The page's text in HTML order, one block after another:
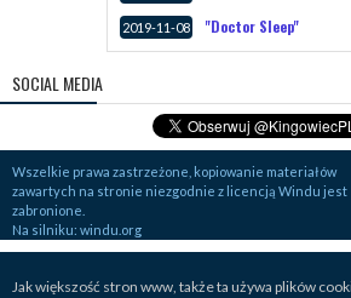
2019-11-08 "Doctor Sleep"
SOCIAL MEDIA
Wszelkie prawa zastrzeżone, kopiowanie materiałów
zawartych na stronie niezgodnie z licencją Windu jest
zabronione.
Na silniku: windu.org
Jak większość stron www, także ta używa plików